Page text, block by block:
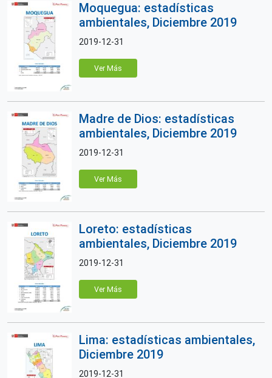
Moquegua: estadísticas
ambientales, Diciembre 2019
2019-12-31
Ver Más
Madre de Dios: estadísticas
ambientales, Diciembre 2019
2019-12-31
Ver Más
Loreto: estadísticas
ambientales, Diciembre 2019
2019-12-31
Ver Más
Lima: estadísticas ambientales,
Diciembre 2019
2019-12-31